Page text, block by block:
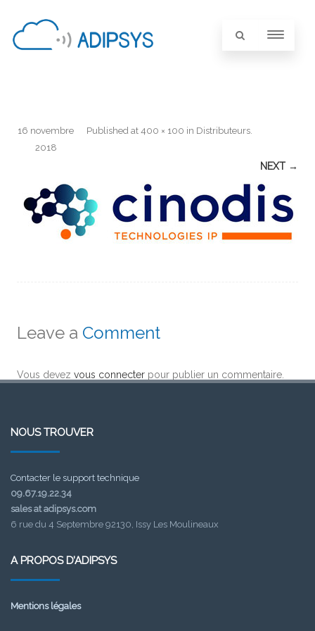
Published
16 novembre
2018
at 400 × 100 in Distributeurs.
NEXT →
Leave a Comment
Vous devez vous connecter pour publier un commentaire.
NOUS TROUVER
Contacter le support technique
09.67.19.22.34
sales at adipsys.com
6 rue du 4 Septembre 92130, Issy Les Moulineaux
A PROPOS D’ADIPSYS
Mentions légales